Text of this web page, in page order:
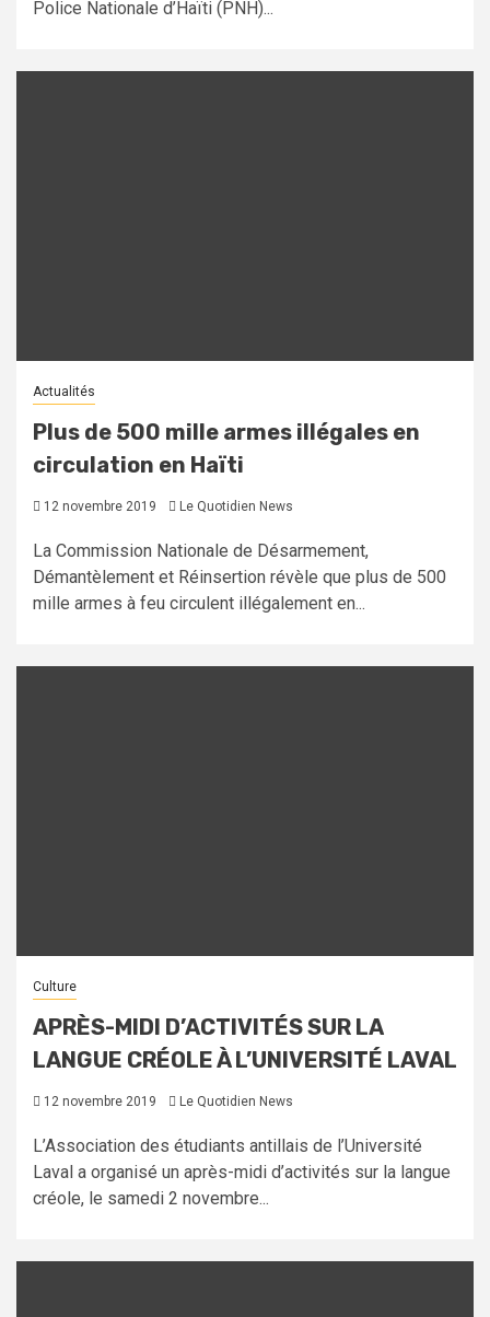
Police Nationale d’Haïti (PNH)...
Actualités
Plus de 500 mille armes illégales en
circulation en Haïti
12 novembre 2019 Le Quotidien News
La Commission Nationale de Désarmement,
Démantèlement et Réinsertion révèle que plus de 500
mille armes à feu circulent illégalement en...
Culture
APRÈS-MIDI D’ACTIVITÉS SUR LA
LANGUE CRÉOLE À L’UNIVERSITÉ LAVAL
12 novembre 2019 Le Quotidien News
L’Association des étudiants antillais de l’Université
Laval a organisé un après-midi d’activités sur la langue
créole, le samedi 2 novembre...